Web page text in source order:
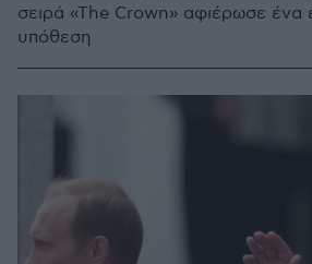
σειρά «The Crown» αφιέρωσε ένα
υπόθεση